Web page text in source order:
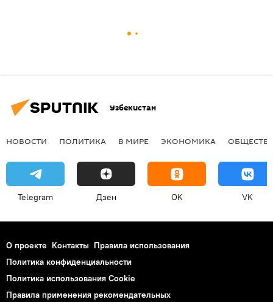
Узбекистан
НОВОСТИ ПОЛИТИКА В МИРЕ ЭКОНОМИКА
Telegram Дзен OK VK
О проекте Контакты Правила использования
Политика конфиденциальности
Политика использования Cookie
Правила применения рекомендательных